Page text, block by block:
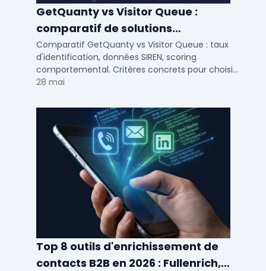
GetQuanty vs Visitor Queue :
comparatif de solutions
d'identification visiteurs B2B
Comparatif GetQuanty vs Visitor Queue : taux
d'identification, données SIREN, scoring
comportemental. Critères concrets pour choisir
votre solution de lead generation B2B en PME et
28 mai
Top 8 outils d'enrichissement de
contacts B2B en 2026 : Fullenrich,